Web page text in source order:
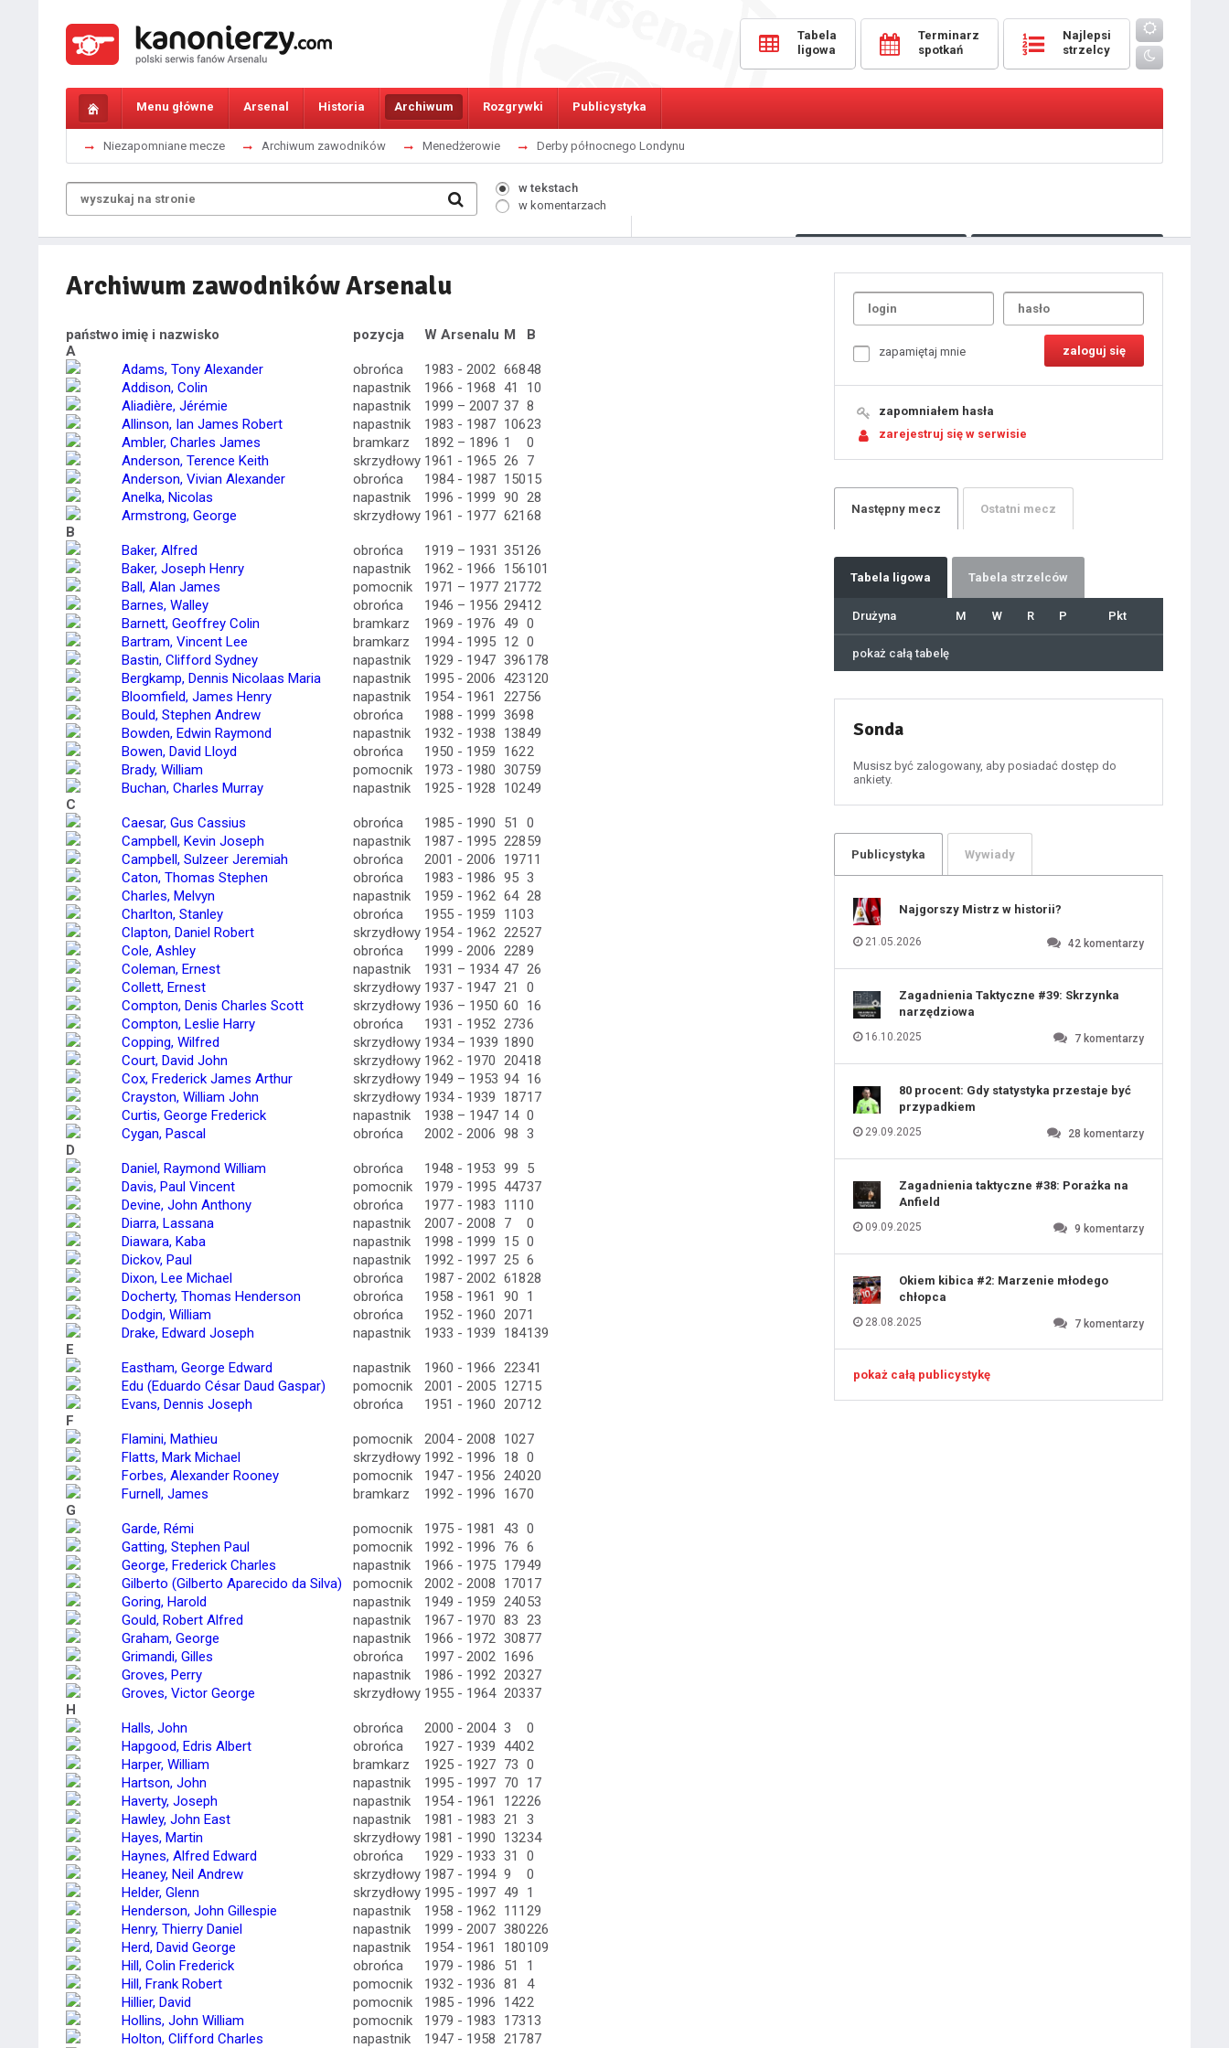
Tabela
ligowa
Terminarz
spotkań
Najlepsi
strzelcy
Menu główne Arsenal Historia Archiwum Rozgrywki Publicystyka
Niezapomniane mecze Archiwum zawodników Menedżerowie Derby północnego Londynu
w tekstach
w komentarzach
Archiwum zawodników Arsenalu
państwo imię i nazwisko pozycja W Arsenalu M
B
A
Adams, Tony Alexander
obrońca 1983 - 2002 66848
Addison, Colin
napastnik 1966 - 1968 41
10
Aliadière, Jérémie
napastnik 1999 – 2007 37 8
Allinson, Ian James Robert
napastnik 1983 - 1987 10623
Ambler, Charles James
bramkarz 1892 – 1896 1
0
Anderson, Terence Keith
skrzydłowy 1961 - 1965 26
7
Anderson, Vivian Alexander
obrońca 1984 - 1987 15015
Anelka, Nicolas
napastnik 1996 - 1999 90 28
Armstrong, George
skrzydłowy 1961 - 1977 621 68
B
Baker, Alfred
obrońca 1919 – 1931 351 26
Baker, Joseph Henry
napastnik 1962 - 1966 156101
Ball, Alan James
pomocnik 1971 – 1977 21772
Barnes, Walley
obrońca 1946 – 1956 29412
Barnett, Geoffrey Colin
bramkarz 1969 - 1976 49 0
Bartram, Vincent Lee
bramkarz 1994 - 1995 12 0
Bastin, Clifford Sydney
napastnik 1929 - 1947 396178
Bergkamp, Dennis Nicolaas Maria
napastnik 1995 - 2006 423120
Bloomfield, James Henry
napastnik 1954 - 1961 22756
Bould, Stephen Andrew
obrońca 1988 - 1999 3698
Bowden, Edwin Raymond
napastnik 1932 - 1938 13849
Bowen, David Lloyd
obrońca 1950 - 1959 1622
Brady, William
pomocnik 1973 - 1980 30759
Buchan, Charles Murray
napastnik 1925 - 1928 10249
C
Caesar, Gus Cassius
obrońca 1985 - 1990 51
0
Campbell, Kevin Joseph
napastnik 1987 - 1995 22859
Campbell, Sulzeer Jeremiah
obrońca 2001 - 2006 19711
Caton, Thomas Stephen
obrońca 1983 - 1986 95 3
Charles, Melvyn
napastnik 1959 - 1962 64 28
Charlton, Stanley
obrońca 1955 - 1959 1103
Clapton, Daniel Robert
skrzydłowy 1954 - 1962 22527
Cole, Ashley
obrońca 1999 - 2006 2289
Coleman, Ernest
napastnik 1931 – 1934 47 26
Collett, Ernest
skrzydłowy 1937 - 1947 21
0
Compton, Denis Charles Scott
skrzydłowy 1936 – 1950 60
16
Compton, Leslie Harry
obrońca 1931 - 1952 2736
Copping, Wilfred
skrzydłowy 1934 – 1939 1890
Court, David John
skrzydłowy 1962 - 1970 20418
Cox, Frederick James Arthur
skrzydłowy 1949 – 1953 94 16
Crayston, William John
skrzydłowy 1934 - 1939 18717
Curtis, George Frederick
napastnik 1938 – 1947 14 0
Cygan, Pascal
obrońca 2002 - 2006 98 3
D
Daniel, Raymond William
obrońca 1948 - 1953 99
5
Davis, Paul Vincent
pomocnik 1979 - 1995 44737
Devine, John Anthony
obrońca 1977 - 1983 111 0
Diarra, Lassana
napastnik 2007 - 2008 7
0
Diawara, Kaba
napastnik 1998 - 1999 15 0
Dickov, Paul
napastnik 1992 - 1997 25 6
Dixon, Lee Michael
obrońca 1987 - 2002 61828
Docherty, Thomas Henderson
obrońca 1958 - 1961 90
1
Dodgin, William
obrońca 1952 - 1960 2071
Drake, Edward Joseph
napastnik 1933 - 1939 184139
E
Eastham, George Edward
napastnik 1960 - 1966 22341
Edu (Eduardo César Daud Gaspar)
pomocnik 2001 - 2005 12715
Evans, Dennis Joseph
obrońca 1951 - 1960 20712
F
Flamini, Mathieu
pomocnik 2004 - 2008 1027
Flatts, Mark Michael
skrzydłowy 1992 - 1996 18 0
Forbes, Alexander Rooney
pomocnik 1947 - 1956 24020
Furnell, James
bramkarz 1992 - 1996 1670
G
Garde, Rémi
pomocnik 1975 - 1981 43 0
Gatting, Stephen Paul
pomocnik 1992 - 1996 76 6
George, Frederick Charles
napastnik 1966 - 1975 17949
Gilberto (Gilberto Aparecido da Silva)
pomocnik 2002 - 2008 17017
Goring, Harold
napastnik 1949 - 1959 24053
Gould, Robert Alfred
napastnik 1967 - 1970 83 23
Graham, George
napastnik 1966 - 1972 30877
Grimandi, Gilles
obrońca 1997 - 2002 1696
Groves, Perry
napastnik 1986 - 1992 20327
Groves, Victor George
skrzydłowy 1955 - 1964 20337
H
Halls, John
obrońca 2000 - 2004 3
0
Hapgood, Edris Albert
obrońca 1927 - 1939 4402
Harper, William
bramkarz 1925 - 1927 73 0
Hartson, John
napastnik 1995 - 1997 70
17
Haverty, Joseph
napastnik 1954 - 1961 12226
Hawley, John East
napastnik 1981 - 1983 21
3
Hayes, Martin
skrzydłowy 1981 - 1990 13234
Haynes, Alfred Edward
obrońca 1929 - 1933 31
0
Heaney, Neil Andrew
skrzydłowy 1987 - 1994 9
0
Helder, Glenn
skrzydłowy 1995 - 1997 49
1
Henderson, John Gillespie
napastnik 1958 - 1962 111 29
Henry, Thierry Daniel
napastnik 1999 - 2007 380226
Herd, David George
napastnik 1954 - 1961 180109
Hill, Colin Frederick
obrońca 1979 - 1986 51
1
Hill, Frank Robert
pomocnik 1932 - 1936 81
4
Hillier, David
pomocnik 1985 - 1996 1422
Hollins, John William
pomocnik 1979 - 1983 17313
Holton, Clifford Charles
napastnik 1947 - 1958 21787
zapamiętaj mnie
zapomniałem hasła
zarejestruj się w serwisie
Następny mecz Ostatni mecz
Tabela ligowa Tabela strzelców
Drużyna M W R P Pkt
pokaż całą tabelę
Sonda
Musisz być zalogowany, aby posiadać dostęp do
ankiety.
Publicystyka Wywiady
Najgorszy Mistrz w historii?
21.05.2026 42 komentarzy
Zagadnienia Taktyczne #39: Skrzynka
narzędziowa
16.10.2025 7 komentarzy
80 procent: Gdy statystyka przestaje być
przypadkiem
29.09.2025 28 komentarzy
Zagadnienia taktyczne #38: Porażka na
Anfield
09.09.2025 9 komentarzy
Okiem kibica #2: Marzenie młodego
chłopca
28.08.2025 7 komentarzy
pokaż całą publicystykę